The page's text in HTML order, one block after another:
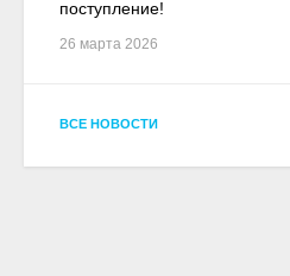
поступление!
26 марта 2026
ВСЕ НОВОСТИ